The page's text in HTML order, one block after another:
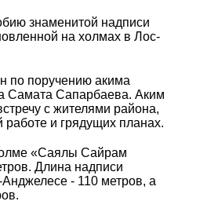
знаменитой надписи
на холмах в Лос-
по поручению акима
Самата Сапарбаева. Аким
с жителями района,
работе и грядущих планах.
«Саялы Сайрам
Длина надписи
- 110 метров, а